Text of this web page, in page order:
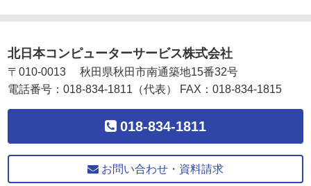
北日本コンピューターサービス株式会社
〒010-0013 秋田県秋田市南通築地15番32号
電話番号：018-834-1811 （代表） FAX：018-834-1815
018-834-1811
お問い合わせ・資料請求